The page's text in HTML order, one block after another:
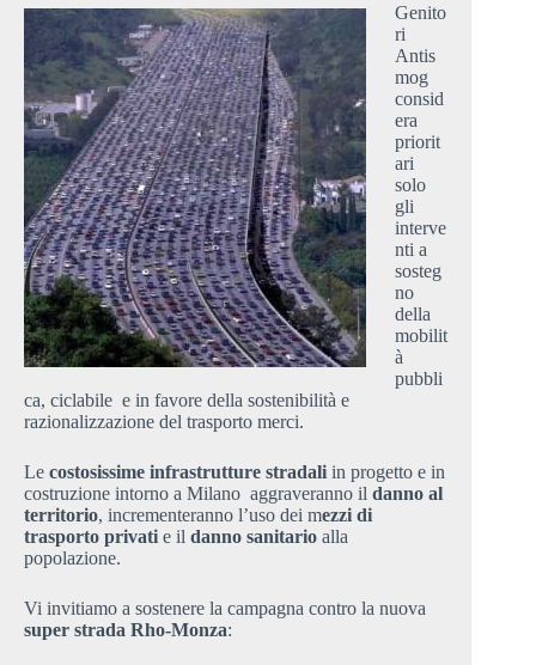
Genito
ri
Antis
mog
consid
era
priorit
ari
solo
gli
interve
nti a
sosteg
no
della
mobilit
à
pubbli
ca, ciclabile e in favore della sostenibilità e
razionalizzazione del trasporto merci.
Le costosissime infrastrutture stradali in progetto e in
costruzione intorno a Milano aggraveranno il danno al
territorio, incrementeranno l’uso dei mezzi di
trasporto privati e il danno sanitario alla
popolazione.
Vi invitiamo a sostenere la campagna contro la nuova
super strada Rho-Monza: